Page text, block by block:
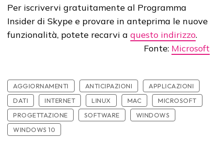
Per iscrivervi gratuitamente al Programma
Insider di Skype e provare in anteprima le nuove
funzionalità, potete recarvi a questo indirizzo.
Fonte: Microsoft
AGGIORNAMENTI ANTICIPAZIONI
APPLICAZIONI
DATI
INTERNET LINUX MAC
MICROSOFT
PROGETTAZIONE
SOFTWARE
WINDOWS
WINDOWS 10